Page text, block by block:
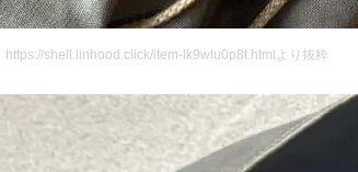
https://shell.linhood.click/item-lk9wlu0p8t.htmlより抜粋